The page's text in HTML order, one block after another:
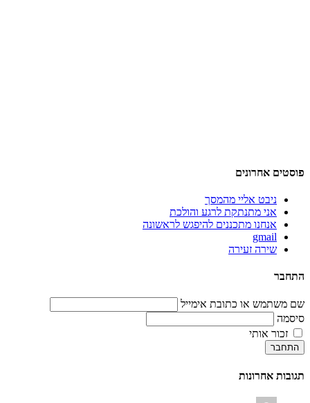
פוסטים אחרונים
ניבט אליי מהמסך
אני מתנתקת לרגע והולכת
אנחנו מתכננים להיפגש לראשונה
gmail
שירה זעירה
התחבר
שם משתמש או כתובת אימייל
סיסמה
זכור אותי
התחבר
תגובות אחרונות